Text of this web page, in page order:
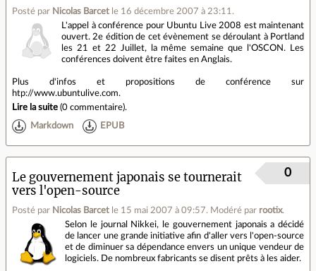
Posté par Nicolas Barcet le 16 décembre 2007 à 23:11 .
L'appel à conférence pour Ubuntu Live 2008 est maintenant
ouvert. 2e édition de cet évènement se déroulant à Portland
les 21 et 22 Juillet, la même semaine que l'OSCON. Les
conférences doivent être faites en Anglais.
Plus d'infos et propositions de conférence sur
htp://www.ubuntulive.com.
Lire la suite (0 commentaire).
Markdown EPUB
Le gouvernement japonais se tournerait
vers l'open-source
Posté par Nicolas Barcet le 15 mai 2007 à 09:57. Modéré par rootix.
0
Selon le journal Nikkei, le gouvernement japonais a décidé
de lancer une grande initiative afin d'aller vers l'open-source
et de diminuer sa dépendance envers un unique vendeur de
logiciels. De nombreux fabricants se disent prêts à les aider.